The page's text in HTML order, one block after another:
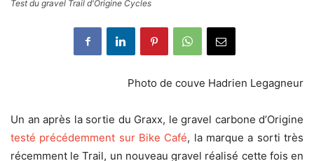
Test du gravel Trail d'Origine Cycles
Photo de couve Hadrien Legagneur
Un an après la sortie du Graxx, le gravel carbone d’Origine
testé précédemment sur Bike Café, la marque a sorti très
récemment le Trail, un nouveau gravel réalisé cette fois en